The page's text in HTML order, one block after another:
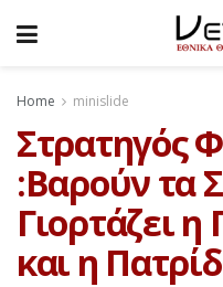
Home minislide
Στρατηγός
:Βαρούν τα
Γιορτάζει η
και η